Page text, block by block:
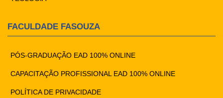
FACULDADE FASOUZA
PÓS-GRADUAÇÃO EAD 100% ONLINE
CAPACITAÇÃO PROFISSIONAL EAD 100% ONLINE
POLÍTICA DE PRIVACIDADE